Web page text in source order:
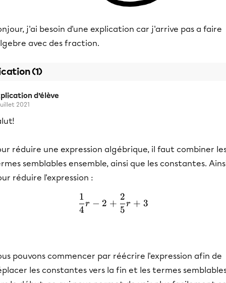
j'ai besoin d'une explication car j'arrive pas a faire
avec des fraction.
(1)
d’élève
2021
réduire une expression algébrique, il faut combiner
semblables ensemble, ainsi que les constantes.
réduire l'expression :
\frac{1}{4}r - 2 +
4
1
r − 2 +
5
2
r + 3
pouvons commencer par réécrire l'expression afin de
les constantes vers la fin et les termes